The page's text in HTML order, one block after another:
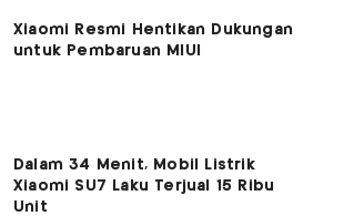
Xiaomi Resmi Hentikan Dukungan
untuk Pembaruan MIUI
Dalam 34 Menit, Mobil Listrik
Xiaomi SU7 Laku Terjual 15 Ribu
Unit